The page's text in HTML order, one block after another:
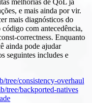
e mais ainda por vir.
mais diagnósticos do
com antecedência,
correctness. Enquanto
ainda pode ajudar
seguintes includes e
tree/consistency-overhaul
tree/backported-natives